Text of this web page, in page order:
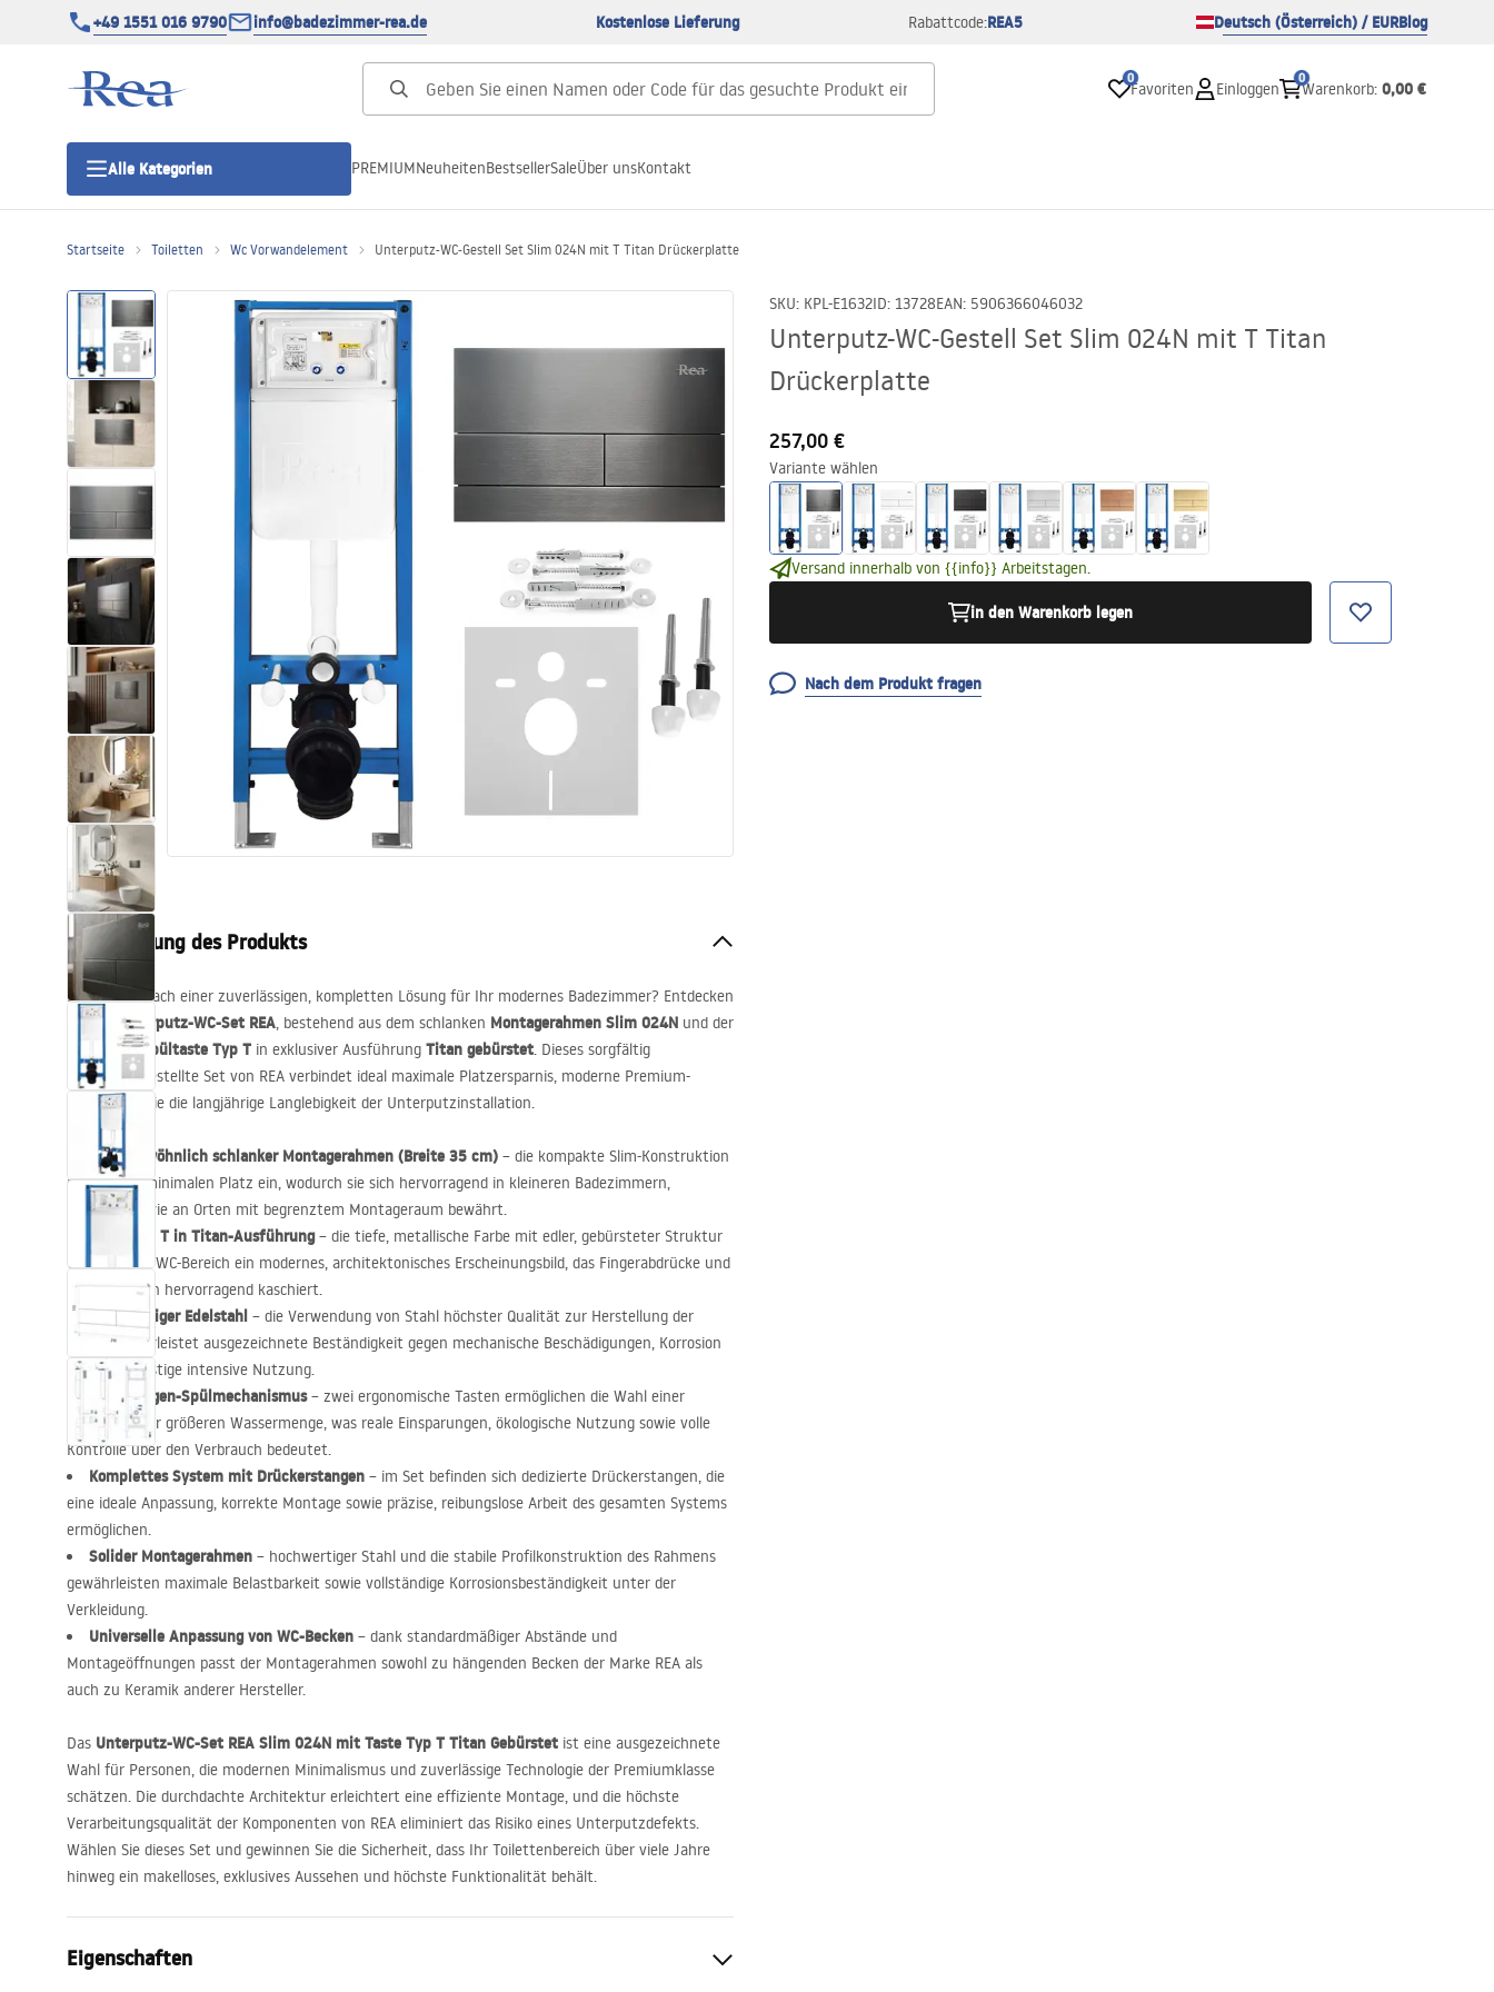
+49 1551 016 9790 info@badezimmer-rea.de Kostenlose Lieferung Rabattcode:REA5 Deutsch (Österreich) / EURBlog
0
Favoriten Einloggen
0
Warenkorb: 0,00 €
Alle Kategorien
Duschtüren
Duschwannen
Duschrinnen
Toiletten
Waschbecken
Wannen und
Badewannenaufsätze
Badarmaturen
Duschen
Kitchen
Badezimmerzubehör und Möbel
PREMIUMNeuheitenBestsellerSaleÜber unsKontakt
Startseite Toiletten Wc Vorwandelement Unterputz-WC-Gestell Set Slim 024N mit T Titan Drückerplatte
SKU: KPL-E1632ID: 13728EAN: 5906366046032
Unterputz-WC-Gestell Set Slim 024N mit T Titan
Drückerplatte
257,00 €
Variante wählen
Versand innerhalb von {{info}} Arbeitstagen.
in den Warenkorb legen
Nach dem Produkt fragen
Beschreibung des Produkts
Suchen Sie nach einer zuverlässigen, kompletten Lösung für Ihr modernes Badezimmer? Entdecken
Sie das
Unterputz-WC-Set REA, bestehend aus dem schlanken Montagerahmen Slim 024N und der
passendenSpültaste Typ T in exklusiver Ausführung Titan gebürstet. Dieses sorgfältig
zusammengestellte Set von REA verbindet ideal maximale Platzersparnis, moderne Premium-
Ästhetik sowie die langjährige Langlebigkeit der Unterputzinstallation.
Außergewöhnlich schlanker Montagerahmen (Breite 35 cm) – die kompakte Slim-Konstruktion
nimmt nur minimalen Platz ein, wodurch sie sich hervorragend in kleineren Badezimmern,
Toiletten sowie an Orten mit begrenztem Montageraum bewährt.
Taste Typ T in Titan-Ausführung– die tiefe, metallische Farbe mit edler, gebürsteter Struktur
verleiht dem WC-Bereich ein modernes, architektonisches Erscheinungsbild, das Fingerabdrücke und
Wasserspuren hervorragend kaschiert.
Hochwertiger Edelstahl – die Verwendung von Stahl höchster Qualität zur Herstellung der
Taste gewährleistet ausgezeichnete Beständigkeit gegen mechanische Beschädigungen, Korrosion
sowie langfristige intensive Nutzung.
Zweimengen-Spülmechanismus– zwei ergonomische Tasten ermöglichen die Wahl einer
kleineren oder größeren Wassermenge, was reale Einsparungen, ökologische Nutzung sowie volle
Kontrolle über den Verbrauch bedeutet.
Komplettes System mit Drückerstangen – im Set befinden sich dedizierte Drückerstangen, die
eine ideale Anpassung, korrekte Montage sowie präzise, reibungslose Arbeit des gesamten Systems
ermöglichen.
Solider Montagerahmen – hochwertiger Stahl und die stabile Profilkonstruktion des Rahmens
gewährleisten maximale Belastbarkeit sowie vollständige Korrosionsbeständigkeit unter der
Verkleidung.
Universelle Anpassung von WC-Becken – dank standardmäßiger Abstände und
Montageöffnungen passt der Montagerahmen sowohl zu hängenden Becken der Marke REA als
auch zu Keramik anderer Hersteller.
Das Unterputz-WC-Set REA Slim 024N mit Taste Typ T Titan Gebürstet ist eine ausgezeichnete
Wahl für Personen, die modernen Minimalismus und zuverlässige Technologie der Premiumklasse
schätzen. Die durchdachte Architektur erleichtert eine effiziente Montage, und die höchste
Verarbeitungsqualität der Komponenten von REA eliminiert das Risiko eines Unterputzdefekts.
Wählen Sie dieses Set und gewinnen Sie die Sicherheit, dass Ihr Toilettenbereich über viele Jahre
hinweg ein makelloses, exklusives Aussehen und höchste Funktionalität behält.
Eigenschaften